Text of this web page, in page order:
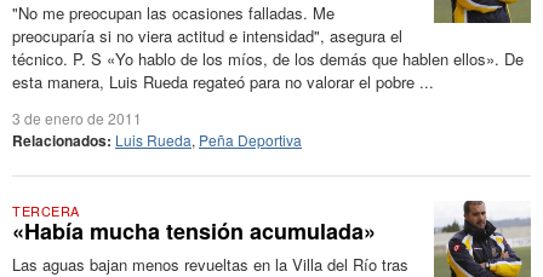
"No me preocupan las ocasiones falladas. Me
preocuparía si no viera actitud e intensidad", asegura el
técnico. P. S «Yo hablo de los míos, de los demás que hablen ellos». De
esta manera, Luis Rueda regateó para no valorar el pobre ...
3 de enero de 2011
Relacionados: Luis Rueda, Peña Deportiva
TERCERA
«Había mucha tensión acumulada»
Las aguas bajan menos revueltas en la Villa del Río tras